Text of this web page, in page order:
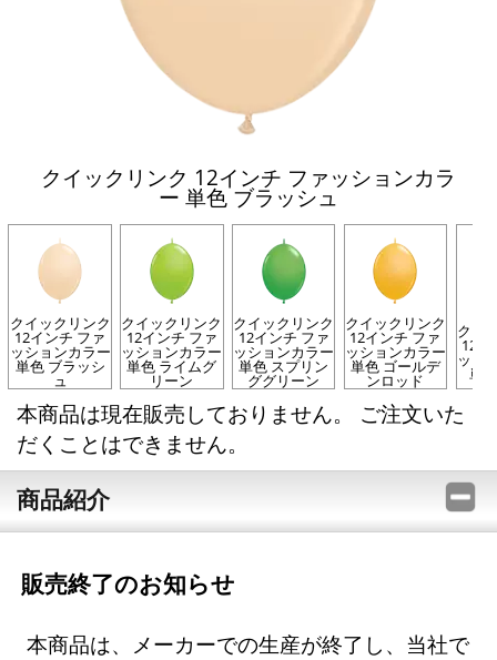
クイックリンク 12インチ ファッションカラ
ー 単色 ブラッシュ
クイックリンク
12インチ ファ
ッションカラー
単色 ブラッシ
ュ
クイックリンク
12インチ ファ
ッションカラー
単色 ライムグ
リーン
クイックリンク
12インチ ファ
ッションカラー
単色 スプリン
ググリーン
クイックリンク
12インチ ファ
ッションカラー
単色 ゴールデ
ンロッド
クイ
12イ
ッシ
単
本商品は現在販売しておりません。 ご注文いた
だくことはできません。
商品紹介
販売終了のお知らせ
本商品は、メーカーでの生産が終了し、当社で